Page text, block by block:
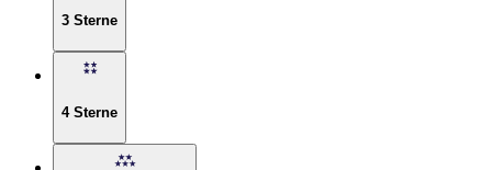
3 Sterne
4 Sterne